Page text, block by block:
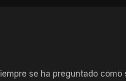
se ha preguntado como